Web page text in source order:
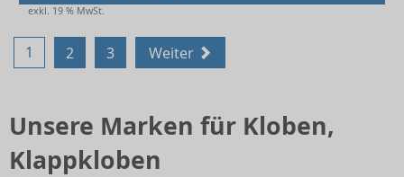
exkl. 19 % MwSt.
1 2 3 Weiter
Unsere Marken für Kloben,
Klappkloben